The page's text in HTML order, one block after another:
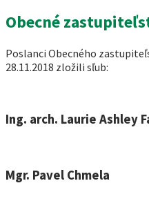
Obecné
Poslanci Obecného
28.11.2018 zložili sľub:
Ing. arch. Laurie Ashley
Mgr. Pavel Chmela